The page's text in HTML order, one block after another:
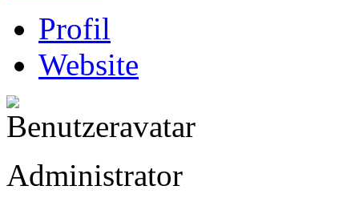
Profil
Website
Administrator